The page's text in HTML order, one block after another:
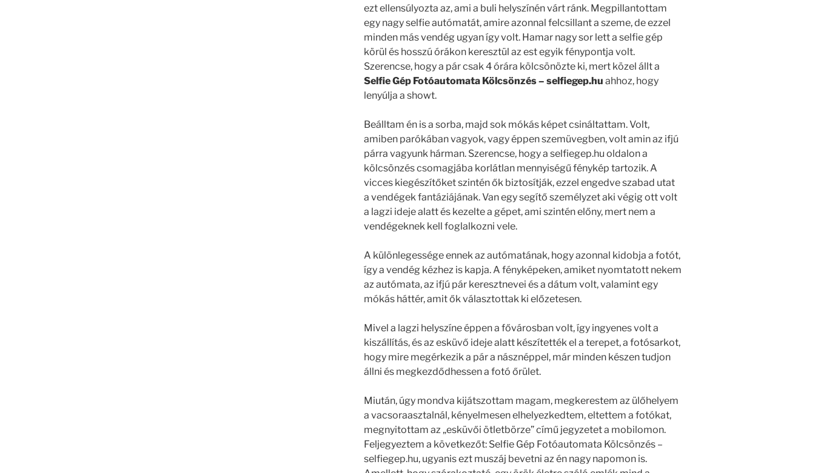
ezt ellensúlyozta az, ami a buli helyszínén várt ránk. Megpillantottam
egy nagy selfie autómatát, amire azonnal felcsillant a szeme, de ezzel
minden más vendég ugyan így volt. Hamar nagy sor lett a selfie gép
körül és hosszú órákon keresztül az est egyik fénypontja volt.
Szerencse, hogy a pár csak 4 órára kölcsönözte ki, mert közel állt a
Selfie Gép Fotóautomata Kölcsönzés – selfiegep.hu ahhoz, hogy
lenyúlja a showt.
Beálltam én is a sorba, majd sok mókás képet csináltattam. Volt,
amiben parókában vagyok, vagy éppen szemüvegben, volt amin az ifjú
párra vagyunk hárman. Szerencse, hogy a selfiegep.hu oldalon a
kölcsönzés csomagjába korlátlan mennyiségű fénykép tartozik. A
vicces kiegészítőket szintén ők biztosítják, ezzel engedve szabad utat
a vendégek fantáziájának. Van egy segítő személyzet aki végig ott volt
a lagzi ideje alatt és kezelte a gépet, ami szintén előny, mert nem a
vendégeknek kell foglalkozni vele.
A különlegessége ennek az autómatának, hogy azonnal kidobja a fotót,
így a vendég kézhez is kapja. A fényképeken, amiket nyomtatott nekem
az autómata, az ifjú pár keresztnevei és a dátum volt, valamint egy
mókás háttér, amit ők választottak ki előzetesen.
Mivel a lagzi helyszíne éppen a fővárosban volt, így ingyenes volt a
kiszállítás, és az esküvő ideje alatt készítették el a terepet, a fotósarkot,
hogy mire megérkezik a pár a násznéppel, már minden készen tudjon
állni és megkezdődhessen a fotó őrület.
Miután, úgy mondva kijátszottam magam, megkerestem az ülőhelyem
a vacsoraasztalnál, kényelmesen elhelyezkedtem, eltettem a fotókat,
megnyitottam az „esküvői ötletbörze” című jegyzetet a mobilomon.
Feljegyeztem a következőt: Selfie Gép Fotóautomata Kölcsönzés –
selfiegep.hu, ugyanis ezt muszáj bevetni az én nagy napomon is.